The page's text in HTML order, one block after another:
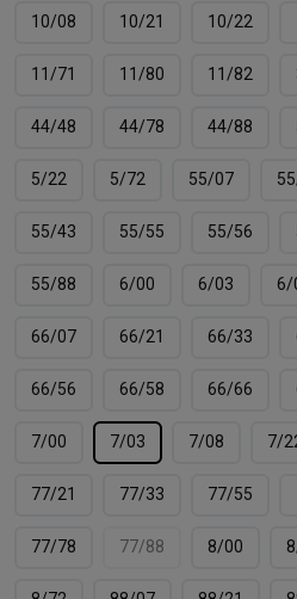
10/08 10/21 10/22
11/71 11/80 11/82
44/48 44/78 44/88
5/22 5/72 55/07
55/43 55/55 55/56
55/88 6/00 6/03 6/
66/07 66/21 66/33
66/56 66/58 66/66
7/00 7/03 7/08 7/
77/21 77/33 77/55
77/78 77/88 8/00